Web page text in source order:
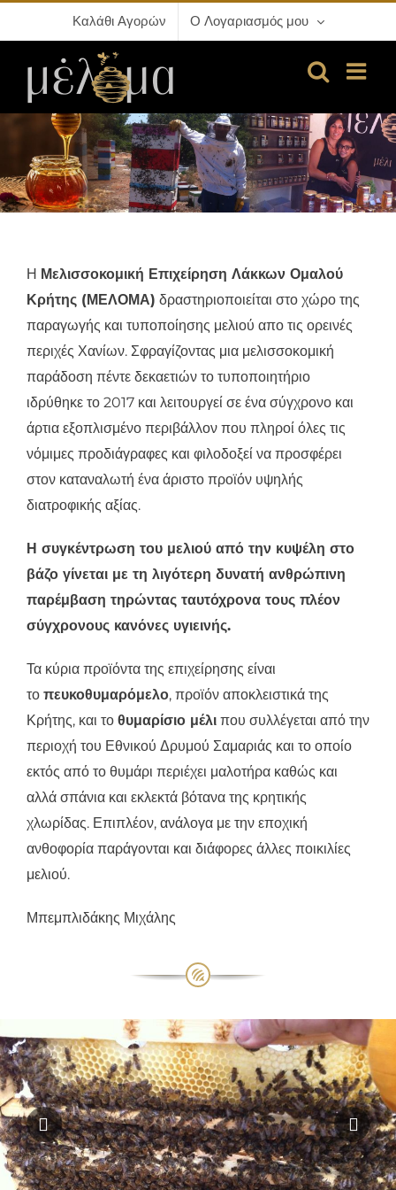
στο
περιεχόμενο
Καλάθι Αγορών Ο Λογαριασμός μου
Η Μελισσοκομική Επιχείρηση Λάκκων Ομαλού
Κρήτης (ΜΕΛΟΜΑ) δραστηριοποιείται στο χώρο της
παραγωγής και τυποποίησης μελιού απο τις ορεινές
περιχές Χανίων. Σφραγίζοντας μια μελισσοκομική
παράδοση πέντε δεκαετιών το τυποποιητήριο
ιδρύθηκε το 2017 και λειτουργεί σε ένα σύγχρονο και
άρτια εξοπλισμένο περιβάλλον που πληροί όλες τις
νόμιμες προδιάγραφες και φιλοδοξεί να προσφέρει
στον καταναλωτή ένα άριστο προϊόν υψηλής
διατροφικής αξίας.
Η συγκέντρωση του μελιού από την κυψέλη στο
βάζο γίνεται με τη λιγότερη δυνατή ανθρώπινη
παρέμβαση τηρώντας ταυτόχρονα τους πλέον
σύγχρονους κανόνες υγιεινής.
Τα κύρια προϊόντα της επιχείρησης είναι
το πευκοθυμαρόμελο, προϊόν αποκλειστικά της
Κρήτης, και το θυμαρίσιο μέλι που συλλέγεται από την
περιοχή του Εθνικού Δρυμού Σαμαριάς και το οποίο
εκτός από το θυμάρι περιέχει μαλοτήρα καθώς και
αλλά σπάνια και εκλεκτά βότανα της κρητικής
χλωρίδας. Επιπλέον, ανάλογα με την εποχική
ανθοφορία παράγονται και διάφορες άλλες ποικιλίες
μελιού.
Μπεμπλιδάκης Μιχάλης